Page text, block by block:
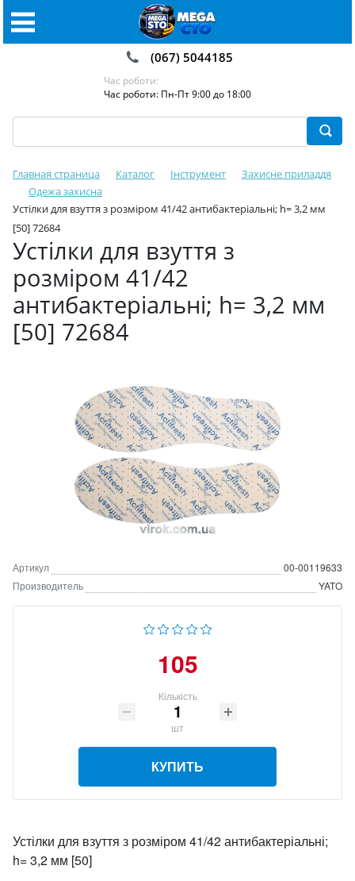
(067) 5044185
Час роботи:
Час роботи: Пн-Пт 9:00 до 18:00
Главная страница Каталог Інструмент
Захисне приладдя
Одежа захисна
Устілки для взуття з розміром 41/42 антибактеріальні; h= 3,2 мм
[50] 72684
Устілки для взуття з
розміром 41/42
антибактеріальні; h= 3,2 мм
[50] 72684
Артикул
00-00119633
Производитель
YATO
105
Кількість
шт
КУПИТЬ
Устілки для взуття з розміром 41/42 антибактеріальні;
h= 3,2 мм [50]